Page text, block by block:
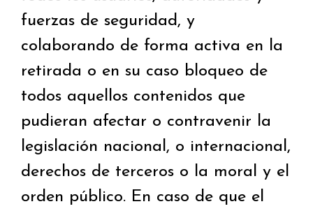
fuerzas de seguridad, y
colaborando de forma activa en la
retirada o en su caso bloqueo de
todos aquellos contenidos que
pudieran afectar o contravenir la
legislación nacional, o internacional,
derechos de terceros o la moral y el
orden público. En caso de que el